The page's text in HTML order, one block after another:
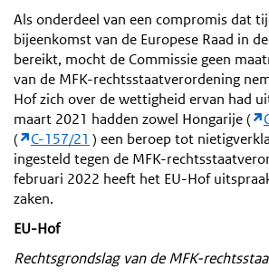
Als onderdeel van een compromis dat
bijeenkomst van de Europese Raad in
bereikt, mocht de Commissie geen
van de MFK-rechtsstaatverordening
Hof zich over de wettigheid ervan had
maart 2021 hadden zowel Hongarije (
(
C-157/21 ) een beroep tot
ingesteld tegen de MFK-
februari 2022 heeft het EU-Hof
zaken.
EU-Hof
Rechtsgrondslag van de MFK-